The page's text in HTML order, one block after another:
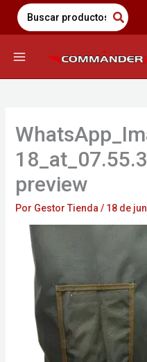
Saltar
contenido
Search
for:
preview
Por Gestor Tienda / 18 de